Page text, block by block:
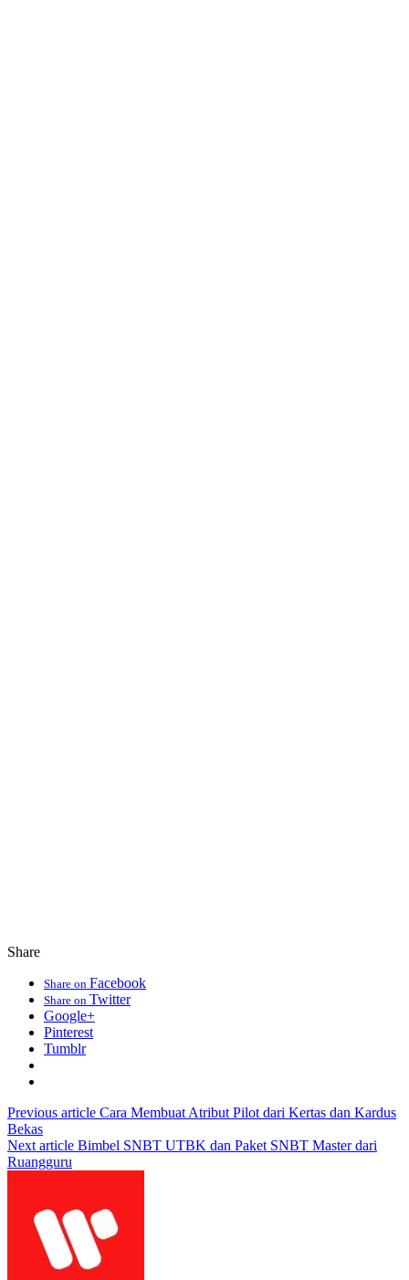
Share
Share on Facebook
Share on Twitter
Google+
Pinterest
Tumblr
Previous article Cara Membuat Atribut Pilot dari Kertas dan Kardus
Bekas
Next article Bimbel SNBT UTBK dan Paket SNBT Master dari
Ruangguru